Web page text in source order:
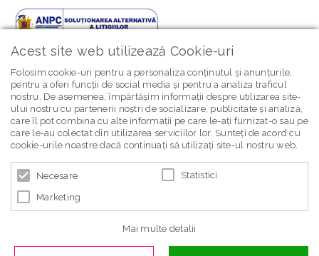
© 2026 BEBE BRANDS | POWERED BY
newsletter Bebe Brands
Acest site web utilizează Cookie-uri
Folosim cookie-uri pentru a personaliza conținutul și anunțurile,
pentru a oferi funcții de social media și pentru a analiza traficul
nostru. De asemenea, împărtășim informații despre utilizarea site-
ului nostru cu partenerii noștri de socializare, publicitate și analiză,
care îl pot combina cu alte informații pe care le-ați furnizat-o sau pe
care le-au colectat din utilizarea serviciilor lor. Sunteți de acord cu
cookie-urile noastre dacă continuați să utilizați site-ul nostru web.
Necesare Statistici
Marketing
Mai multe detalii